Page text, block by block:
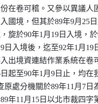
份在卷可稽。又參以異議
入國境，但其於89年9月25
，旋於90年1月19日入境，
19日入境後，迄至92年1月
入出境資連結作業系統在
日起至90年1月9日止，均
原處分機關於89年11月7日
89年11月15日以北市裁四